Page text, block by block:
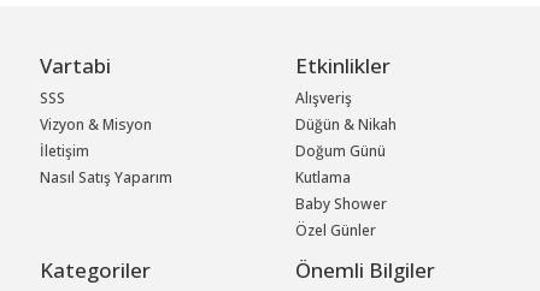
Vartabi
SSS
Vizyon & Misyon
İletişim
Nasıl Satış Yaparım
Etkinlikler
Alışveriş
Düğün & Nikah
Doğum Günü
Kutlama
Baby Shower
Özel Günler
Kategoriler Önemli Bilgiler